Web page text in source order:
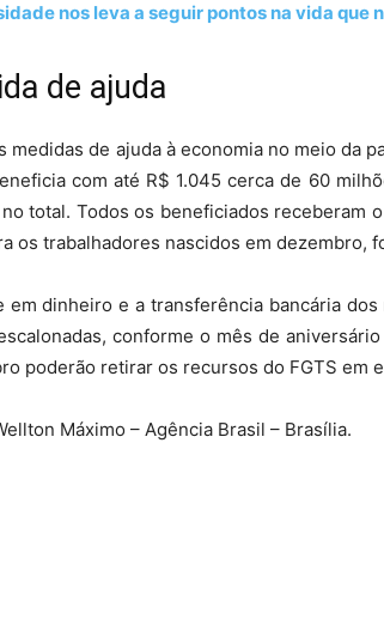
nos leva a seguir pontos na vida que
de ajuda
medidas de ajuda à economia no meio da
com até R$ 1.045 cerca de 60
total. Todos os beneficiados receberam
os trabalhadores nascidos em dezembro,
em dinheiro e a transferência bancária
conforme o mês de
poderão retirar os recursos do FGTS em
Máximo – Agência Brasil – Brasília.